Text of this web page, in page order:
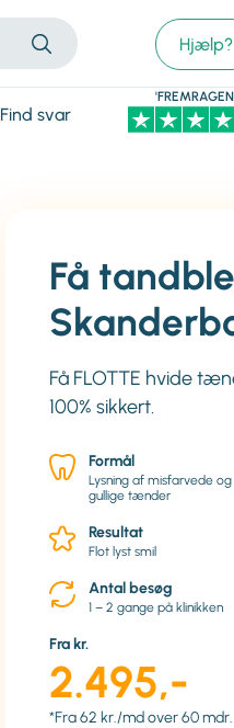
Hjælp?
Find svar
Få
Få FLOTTE hvide
100% sikkert.
Formål
Lysning af misfarvede og
gullige tænder
Resultat
Flot lyst smil
Antal besøg
1 – 2 gange på klinikken
Fra kr.
2.495,-
*Fra 62 kr./md over 60 mdr.